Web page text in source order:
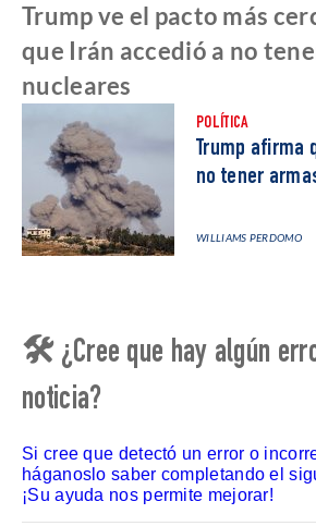
Trump ve el pacto más
que Irán accedió a no
nucleares
POLÍTICA
Trump afirma
no tener
WILLIAMS PERDOMO
🛠 ¿Cree que hay algún
noticia?
Si cree que detectó un error o
háganoslo saber completando el
¡Su ayuda nos permite mejorar!